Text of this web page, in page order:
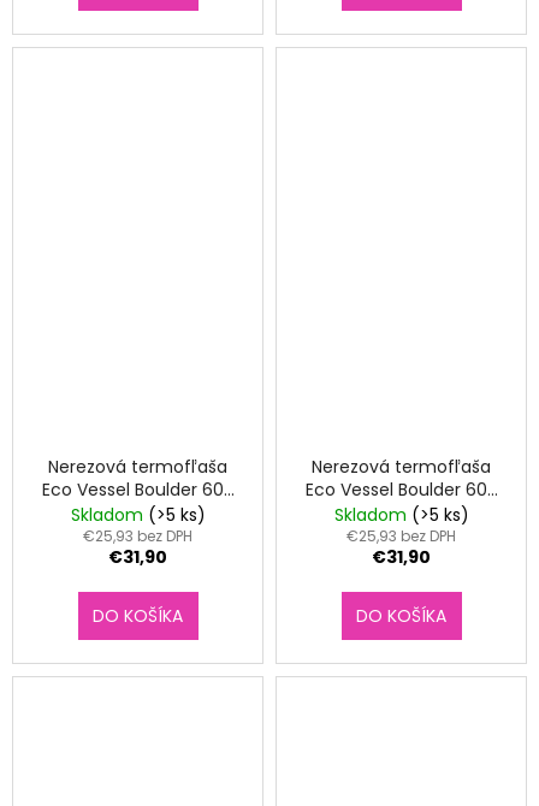
Nerezová termofľaša
Eco Vessel Boulder 600
ml Slate Grey
Skladom (>5 ks)
€25,93 bez DPH
€31,90
DO KOŠÍKA
Nerezová termofľaša
Eco Vessel Boulder 600
ml Black Shadow
Skladom (>5 ks)
€25,93 bez DPH
€31,90
DO KOŠÍKA